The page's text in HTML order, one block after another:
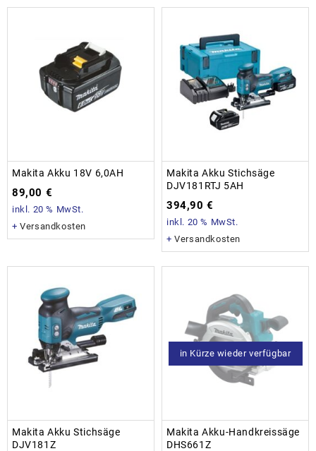
Makita Akku 18V 6,0AH
89,00 €
inkl. 20 % MwSt.
+Versandkosten
Makita Akku Stichsäge
DJV181RTJ 5AH
394,90€
inkl. 20 % MwSt.
+Versandkosten
Makita Akku Stichsäge
DJV181Z
in Kürze wieder verfügbar
Makita Akku-Handkreissäge
DHS661Z